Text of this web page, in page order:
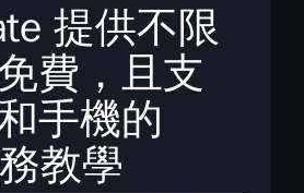
提供不限
費，且支
手機的
教學